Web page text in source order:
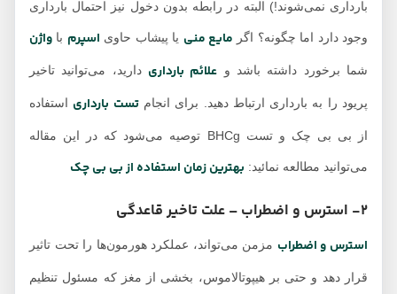
بارداری نمی‌شوند!) البته در رابطه بدون دخول نیز احتمال بارداری
وجود دارد اما چگونه؟ اگرمایع منییا پیشاب حاویاسپرمباواژن
شما برخورد داشته باشد وعلائم بارداریدارید، می‌توانید تاخیر
پریود را به بارداری ارتباط دهید. برای انجامتست بارداریاستفاده
از بی بی چک و تست BHCg توصیه می‌شود که در این مقاله
می‌توانید مطالعه نمائید:بهترین زمان استفاده از بی بی چک
استرس و اضطرابمزمن می‌تواند، عملکرد هورمون‌ها را تحت تاثیر
قرار دهد و حتی بر هیپوتالاموس، بخشی از مغز که مسئول تنظیم